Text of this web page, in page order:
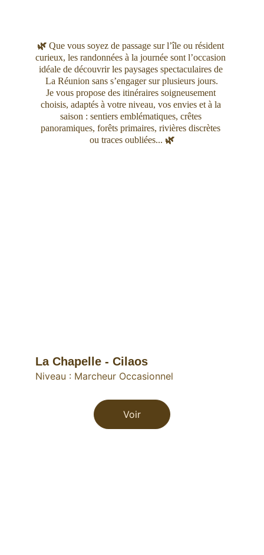
La Chapelle - Cilaos
Niveau : Marcheur Occasionnel
Voir
🌿 Que vous soyez de passage sur l’île ou résident
curieux, les randonnées à la journée sont l’occasion
idéale de découvrir les paysages spectaculaires de
La Réunion sans s’engager sur plusieurs jours.
Je vous propose des itinéraires soigneusement
choisis, adaptés à votre niveau, vos envies et à la
saison : sentiers emblématiques, crêtes
panoramiques, forêts primaires, rivières discrètes
ou traces oubliées... 🌿